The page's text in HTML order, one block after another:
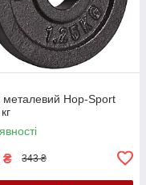
металевий Hop-Sport
₴ 343 ₴